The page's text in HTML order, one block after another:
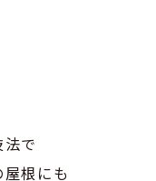
で
根にも